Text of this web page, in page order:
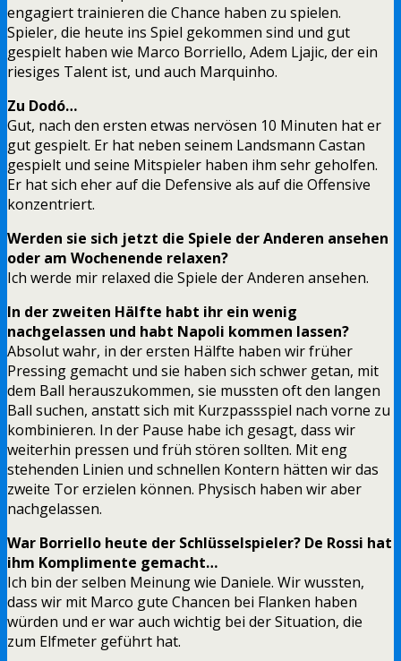
engagiert trainieren die Chance haben zu spielen.
Spieler, die heute ins Spiel gekommen sind und gut
gespielt haben wie Marco Borriello, Adem Ljajic, der ein
riesiges Talent ist, und auch Marquinho.
Zu Dodó…
Gut, nach den ersten etwas nervösen 10 Minuten hat er
gut gespielt. Er hat neben seinem Landsmann Castan
gespielt und seine Mitspieler haben ihm sehr geholfen.
Er hat sich eher auf die Defensive als auf die Offensive
konzentriert.
Werden sie sich jetzt die Spiele der Anderen ansehen
oder am Wochenende relaxen?
Ich werde mir relaxed die Spiele der Anderen ansehen.
In der zweiten Hälfte habt ihr ein wenig
nachgelassen und habt Napoli kommen lassen?
Absolut wahr, in der ersten Hälfte haben wir früher
Pressing gemacht und sie haben sich schwer getan, mit
dem Ball herauszukommen, sie mussten oft den langen
Ball suchen, anstatt sich mit Kurzpassspiel nach vorne zu
kombinieren. In der Pause habe ich gesagt, dass wir
weiterhin pressen und früh stören sollten. Mit eng
stehenden Linien und schnellen Kontern hätten wir das
zweite Tor erzielen können. Physisch haben wir aber
nachgelassen.
War Borriello heute der Schlüsselspieler? De Rossi hat
ihm Komplimente gemacht…
Ich bin der selben Meinung wie Daniele. Wir wussten,
dass wir mit Marco gute Chancen bei Flanken haben
würden und er war auch wichtig bei der Situation, die
zum Elfmeter geführt hat.